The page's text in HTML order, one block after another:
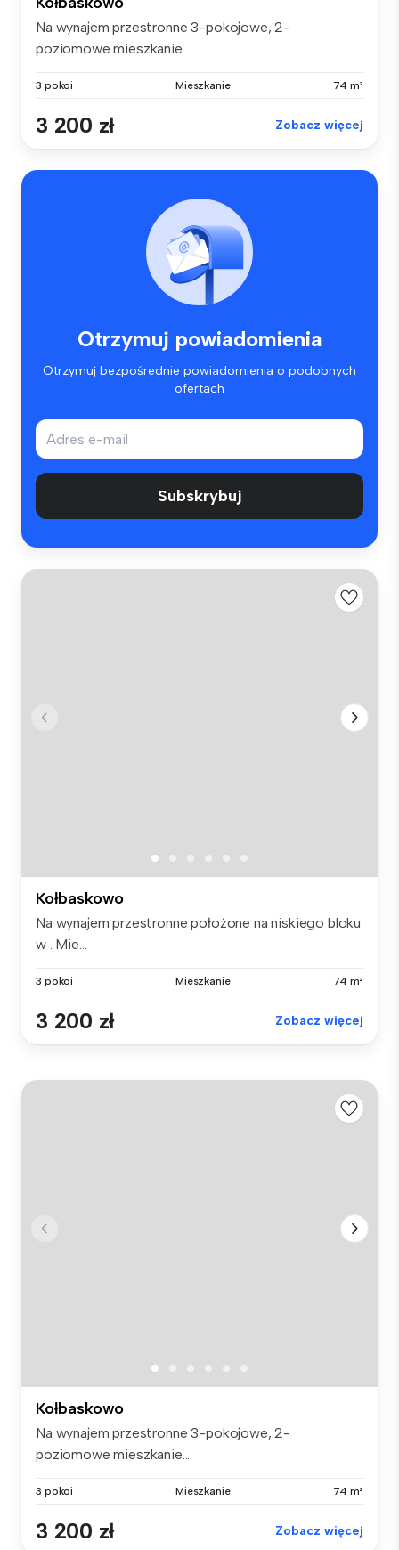
Na wynajem przestronne 3-pokojowe, 2-
poziomowe mieszkanie...
3 pokoi Mieszkanie 74 m²
3 200 zł Zobacz więcej
Otrzymuj powiadomienia
Otrzymuj bezpośrednie powiadomienia o podobnych
ofertach
Subskrybuj
Kołbaskowo
Na wynajem przestronne położone na niskiego bloku
w . Mie...
3 pokoi Mieszkanie 74 m²
3 200 zł Zobacz więcej
Kołbaskowo
Na wynajem przestronne 3-pokojowe, 2-
poziomowe mieszkanie...
3 pokoi Mieszkanie 74 m²
3 200 zł Zobacz więcej